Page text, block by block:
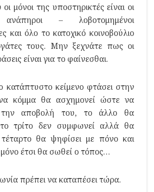
μόνοι της υποστηρικτές είναι οι
ανάπηροι – λοβοτομημένοι
και όλο το κατοχικό κοινοβούλιο
τους. Μην ξεχνάτε πως οι
είναι για το φαίνεσθαι.
κατάπτυστο κείμενο φτάσει στην
κόμμα θα ασχημονεί ώστε να
την αποβολή του, το άλλο θα
το τρίτο δεν συμφωνεί αλλά θα
τέταρτο θα ψηφίσει με πόνο και
μόνο έτσι θα σωθεί ο τόπος…
πρέπει να καταπέσει τώρα.